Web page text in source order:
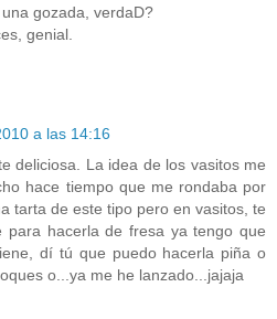
gozada, verdaD?
genial.
a las 14:16
deliciosa. La idea de los vasitos me
hace tiempo que me rondaba por
tarta de este tipo pero en vasitos, te
para hacerla de fresa ya tengo que
dí tú que puedo hacerla piña o
o...ya me he lanzado...jajaja